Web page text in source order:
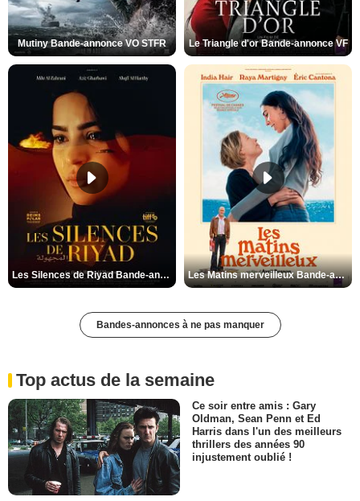
Mutiny Bande-annonce VO STFR Le Triangle d'or Bande-annonce VF
Les Silences de Riyad Bande-annonce VO STFR Les Matins merveilleux Bande-annonce VF
Bandes-annonces à ne pas manquer
Top actus de la semaine
Ce soir entre amis : Gary
Oldman, Sean Penn et Ed
Harris dans l'un des meilleurs
thrillers des années 90
injustement oublié !